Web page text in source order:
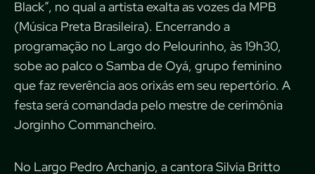
Black”, no qual a artista exalta as vozes da MPB
(Música Preta Brasileira). Encerrando a
programação no Largo do Pelourinho, às 19h30,
sobe ao palco o Samba de Oyá, grupo feminino
que faz reverência aos orixás em seu repertório. A
festa será comandada pelo mestre de cerimônia
Jorginho Commancheiro.
No Largo Pedro Archanjo, a cantora Silvia Britto